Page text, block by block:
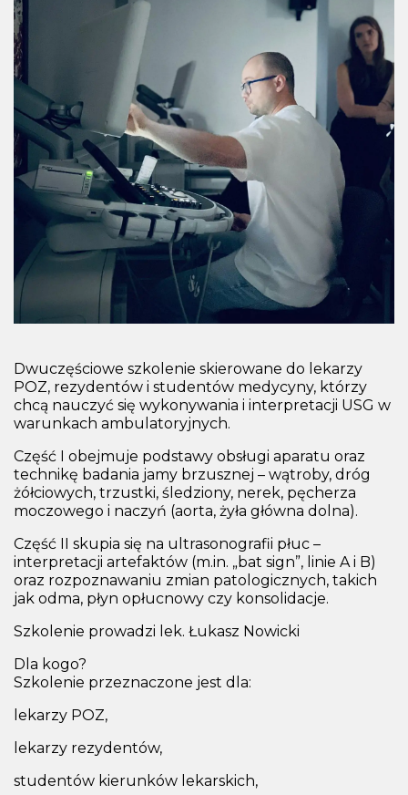
Dwuczęściowe szkolenie skierowane do lekarzy
POZ, rezydentów i studentów medycyny, którzy
chcą nauczyć się wykonywania i interpretacji USG w
warunkach ambulatoryjnych.
Część I obejmuje podstawy obsługi aparatu oraz
technikę badania jamy brzusznej – wątroby, dróg
żółciowych, trzustki, śledziony, nerek, pęcherza
moczowego i naczyń (aorta, żyła główna dolna).
Część II skupia się na ultrasonografii płuc –
interpretacji artefaktów (m.in. „bat sign”, linie A i B)
oraz rozpoznawaniu zmian patologicznych, takich
jak odma, płyn opłucnowy czy konsolidacje.
Szkolenie prowadzi lek. Łukasz Nowicki
Dla kogo?
Szkolenie przeznaczone jest dla:
lekarzy POZ,
lekarzy rezydentów,
studentów kierunków lekarskich,